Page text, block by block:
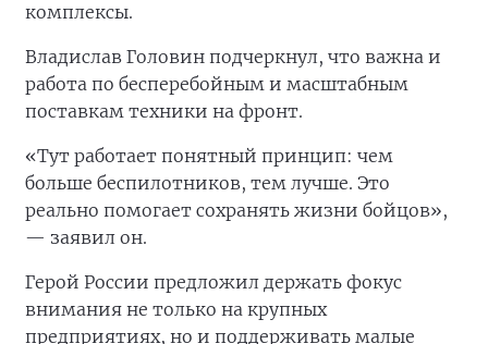
комплексы.
Владислав Головин подчеркнул, что важна и
работа по бесперебойным и масштабным
поставкам техники на фронт.
«Тут работает понятный принцип: чем
больше беспилотников, тем лучше. Это
реально помогает сохранять жизни бойцов»,
— заявил он.
Герой России предложил держать фокус
внимания не только на крупных
предприятиях, но и поддерживать малые